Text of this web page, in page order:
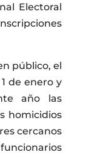
Electoral
público, el
de enero y
año las
homicidios
cercanos